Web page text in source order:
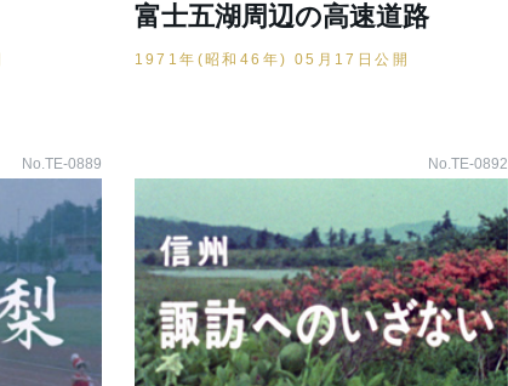
富士五湖周辺の高速道路
1971年(昭和46年) 05月17日公開
No.TE-0889 No.TE-0892